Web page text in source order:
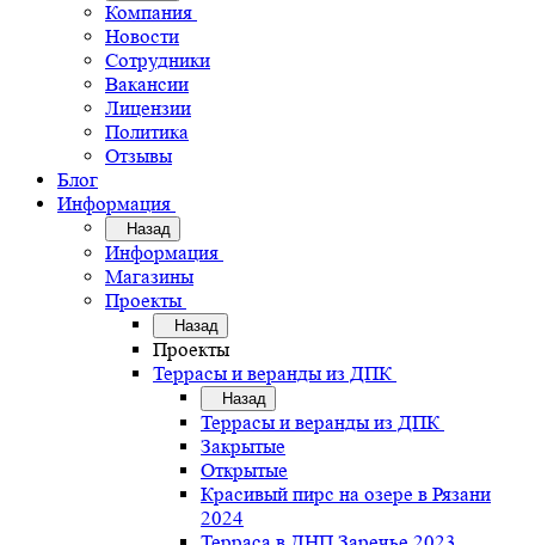
Компания
Новости
Сотрудники
Вакансии
Лицензии
Политика
Отзывы
Блог
Информация
Назад
Информация
Магазины
Проекты
Назад
Проекты
Террасы и веранды из ДПК
Назад
Террасы и веранды из ДПК
Закрытые
Открытые
Красивый пирс на озере в Рязани
2024